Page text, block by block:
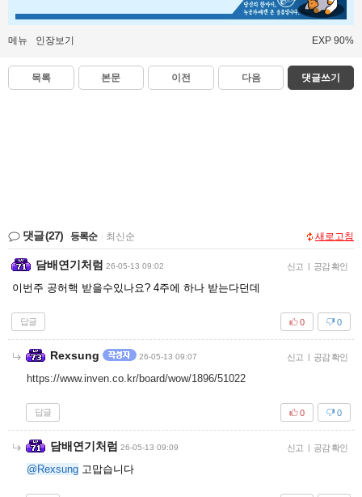
메뉴 인장보기 EXP 90%
목록 본문 이전 다음 댓글쓰기
댓글(27) 등록순 최신순 새로고침
담배연기처럼 26-05-13 09:02 신고 | 공감 확인
이번주 공허핵 받을수있나요? 4주에 하나 받는다던데
답글 0
0
Rexsung 26-05-13 09:07 신고 | 공감 확인
https://www.inven.co.kr/board/wow/1896/51022
답글 0
0
담배연기처럼 26-05-13 09:09 신고 | 공감 확인
@Rexsung 고맙습니다